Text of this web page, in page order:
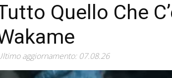
Quello Che
aggiornamento: 07.08.26